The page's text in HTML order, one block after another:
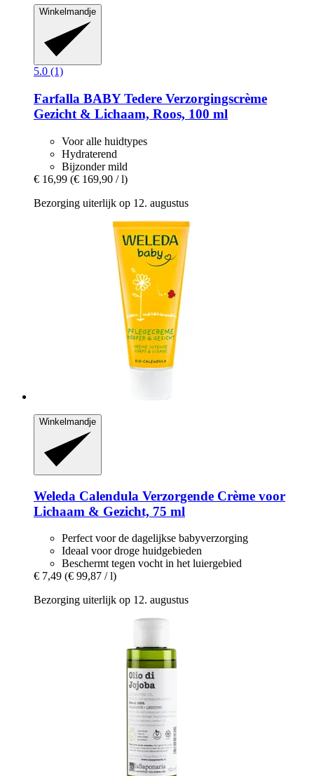
Winkelmandje
5.0 (1)
Farfalla BABY Tedere Verzorgingscrème
Gezicht & Lichaam, Roos, 100 ml
Voor alle huidtypes
Hydraterend
Bijzonder mild
€ 16,99 (€ 169,90 / l)
Bezorging uiterlijk op 12. augustus
Winkelmandje
Weleda Calendula Verzorgende Crème voor
Lichaam & Gezicht, 75 ml
Perfect voor de dagelijkse babyverzorging
Ideaal voor droge huidgebieden
Beschermt tegen vocht in het luiergebied
€ 7,49 (€ 99,87 / l)
Bezorging uiterlijk op 12. augustus